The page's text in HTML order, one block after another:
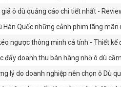
giá ô dù quảng cáo chi tiết nhất -
Hàn Quốc những cảnh phim lãng mãn
ngược thông minh cá tính - Thiết kế
đẩy doanh thu bán hàng nhờ ô dù
lý do doanh nghiệp nên chọn ô Dù